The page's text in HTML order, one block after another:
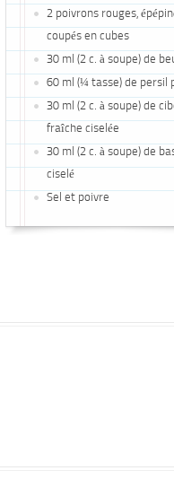
2 poivrons rouges,
coupés en cubes
30 ml (2 c. à soupe) de
60 ml (¼ tasse) de persil
30 ml (2 c. à soupe) de
fraîche ciselée
30 ml (2 c. à soupe) de
ciselé
Sel et poivre